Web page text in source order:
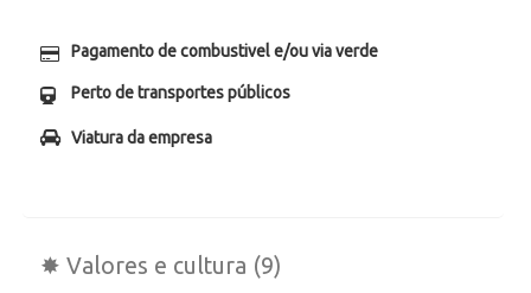
Pagamento de combustivel e/ou via verde
Perto de transportes públicos
Viatura da empresa
✸ Valores e cultura (9)